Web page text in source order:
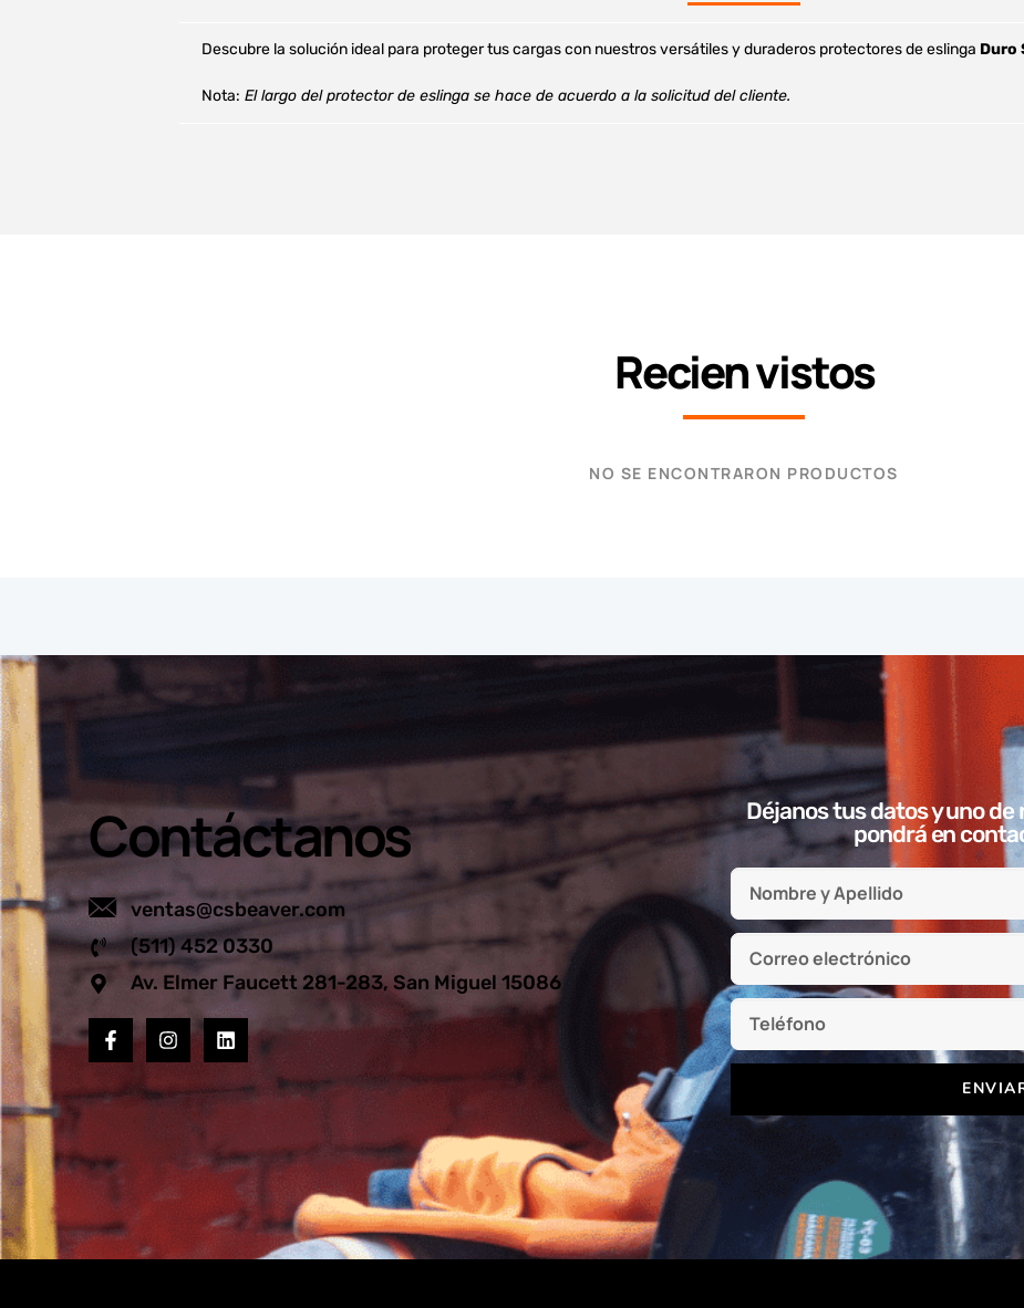
Descubre la solución ideal para proteger tus cargas con nuestros versátiles y duraderos protectores de eslinga Duro
Nota: El largo del protector de eslinga se hace de acuerdo a la solicitud del cliente.
Recien vistos
NO SE ENCONTRARON PRODUCTOS
Contáctanos
ventas@csbeaver.com
(511) 452 0330
Av. Elmer Faucett 281-283, San Miguel 15086
Déjanos tus datos y uno
pondrá en